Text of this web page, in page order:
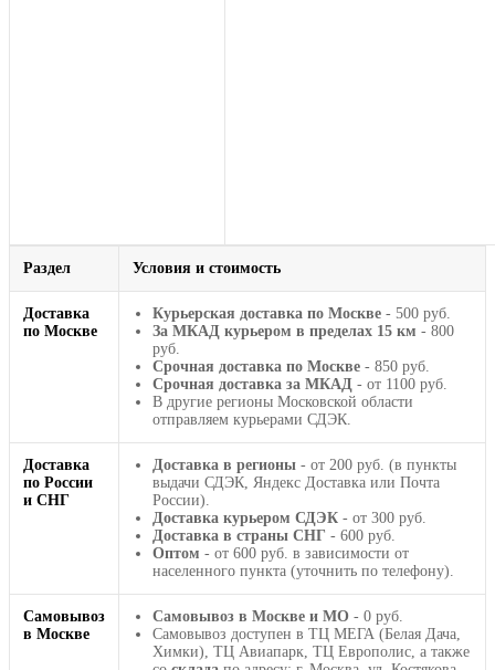
Раздел Условия и стоимость
Доставка
по Москве
Курьерская доставка по Москве - 500 руб.
За МКАД курьером в пределах 15 км - 800
руб.
Срочная доставка по Москве - 850 руб.
Срочная доставка за МКАД - от 1100 руб.
В другие регионы Московской области
отправляем курьерами СДЭК.
Доставка
по России
и СНГ
Доставка в регионы - от 200 руб. (в пункты
выдачи СДЭК, Яндекс Доставка или Почта
России).
Доставка курьером СДЭК - от 300 руб.
Доставка в страны СНГ - 600 руб.
Оптом - от 600 руб. в зависимости от
населенного пункта (уточнить по телефону).
Самовывоз
в Москве
Самовывоз в Москве и МО - 0 руб.
Самовывоз доступен в ТЦ МЕГА (Белая Дача,
Химки), ТЦ Авиапарк, ТЦ Европолис, а также